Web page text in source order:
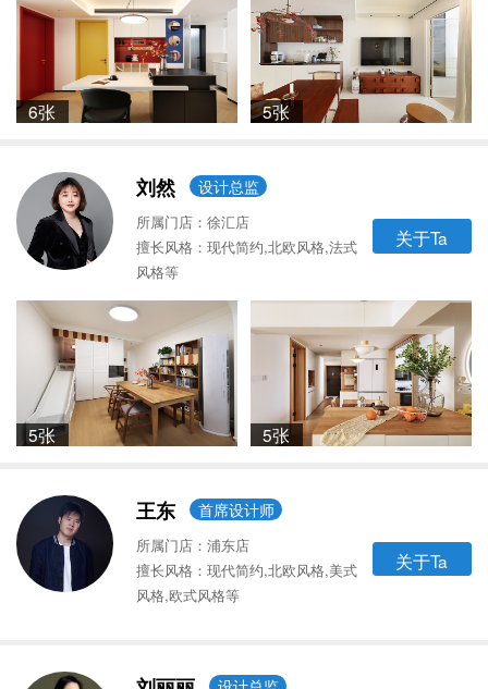
6张 5张
刘然 设计总监
所属门店：徐汇店
擅长风格：现代简约,北欧风格,法式
风格等
关于Ta
5张 5张
王东 首席设计师
所属门店：浦东店
擅长风格：现代简约,北欧风格,美式
风格,欧式风格等
关于Ta